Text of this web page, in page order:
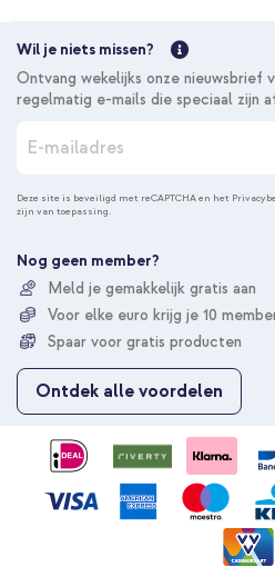
Wil je niets missen?
Ontvang wekelijks onze nieuwsbrief
regelmatig e-mails die speciaal zijn
n
n
e
u
o
p
z
Deze site is beveiligd met reCAPTCHA en het
zijn van toepassing.
Nog geen member?
Meld je gemakkelijk gratis aan
Voor elke euro krijg je 10
Spaar voor gratis producten
Ontdek alle voordelen